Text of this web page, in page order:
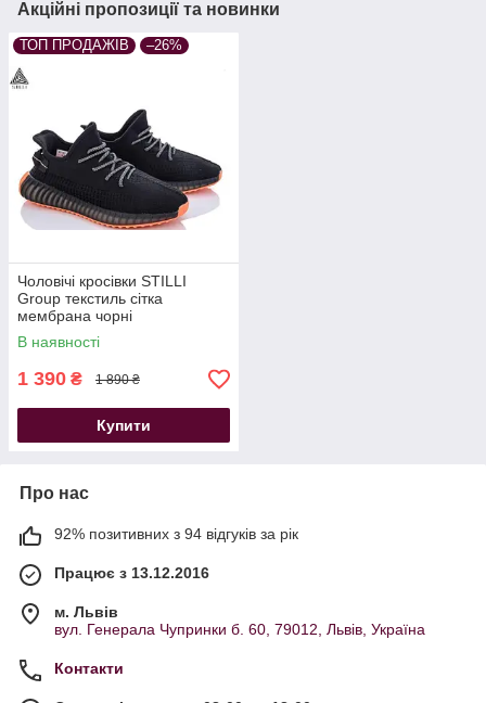
Акційні пропозиції та новинки
ТОП ПРОДАЖІВ –26%
Чоловічі кросівки STILLI
Group текстиль сітка
мембрана чорні
В наявності
1 390 ₴ 1 890 ₴
Купити
Про нас
92% позитивних з 94 відгуків за рік
Працює з 13.12.2016
м. Львів
вул. Генерала Чупринки б. 60, 79012, Львів, Україна
Контакти